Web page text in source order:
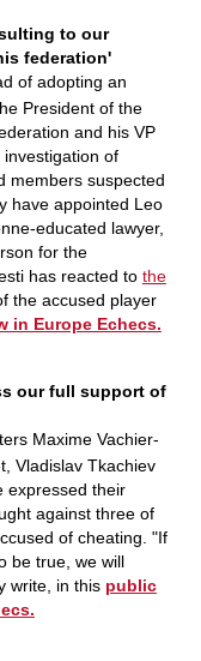
to our
federation'
of adopting an
President of the
and his VP
of
members suspected
have appointed Leo
educated lawyer,
for the
has reacted to the
the accused player
in Europe Echecs.
our full support of
Maxime Vachier-
Vladislav Tkachiev
expressed their
against three of
of cheating. "If
be true, we will
write, in this public